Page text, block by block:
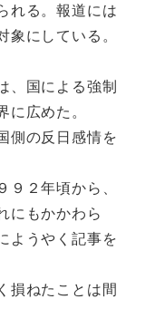
れる。報道には
にしている。
、国による強制
広めた。
側の反日感情を
２年頃から、
にもかかわら
ようやく記事を
損ねたことは間